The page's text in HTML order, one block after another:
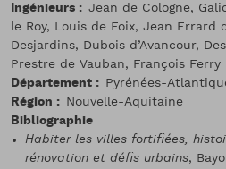
Ingénieurs
Jean de Cologne,
le Roy, Louis de Foix, Jean Errard
Desjardins, Dubois d’Avancour,
Prestre de Vauban, François Ferry
Département
Pyrénées-
Région
Nouvelle-Aquitaine
Bibliographie
Habiter les villes fortifiées,
rénovation et défis urbains,